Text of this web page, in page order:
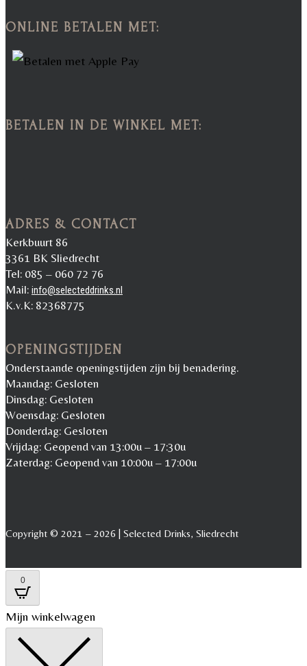
ONLINE BETALEN MET:
BETALEN IN DE WINKEL MET:
ADRES & CONTACT
Kerkbuurt 86
3361 BK Sliedrecht
Tel: 085 – 060 72 76
Mail: info@selecteddrinks.nl
K.v.K: 82368775
OPENINGSTIJDEN
Onderstaande openingstijden zijn bij benadering.
Maandag: Gesloten
Dinsdag: Gesloten
Woensdag: Gesloten
Donderdag: Gesloten
Vrijdag: Geopend van 13:00u – 17:30u
Zaterdag: Geopend van 10:00u – 17:00u
Copyright © 2021 – 2026 | Selected Drinks, Sliedrecht
0
Mijn winkelwagen